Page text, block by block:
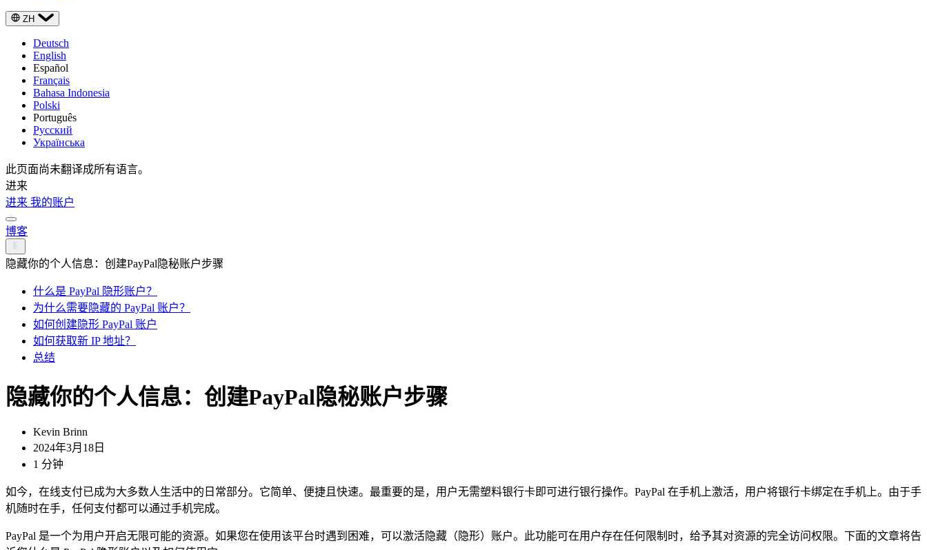
ZH
Deutsch
English
Español
Français
Bahasa Indonesia
Polski
Português
Русский
Українська
此页面尚未翻译成所有语言。
进来
进来 我的账户
博客
隐藏你的个人信息：创建PayPal隐秘账户步骤
什么是 PayPal 隐形账户？
为什么需要隐藏的 PayPal 账户？
如何创建隐形 PayPal 账户
如何获取新 IP 地址？
总结
隐藏你的个人信息：创建PayPal隐秘账户步骤
Kevin Brinn
2024年3月18日
1 分钟
如今，在线支付已成为大多数人生活中的日常部分。它简单、便捷且快速。最重要的是，用户无需塑料银行卡即可进行银行操作。PayPal 在手机上激活，用户将银行卡绑定在手机上。由于手
机随时在手，任何支付都可以通过手机完成。
PayPal 是一个为用户开启无限可能的资源。如果您在使用该平台时遇到困难，可以激活隐藏（隐形）账户。此功能可在用户存在任何限制时，给予其对资源的完全访问权限。下面的文章将告